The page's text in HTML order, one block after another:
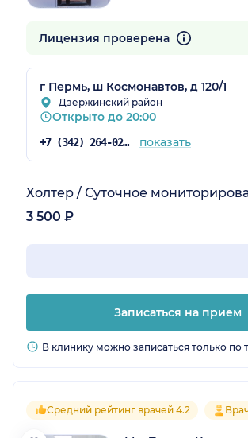
Лицензия проверена
г Пермь, ш Космонавтов, д 120/1
Дзержинский район
Открыто до 20:00
+7 (342) 264-02-09 показать
Холтер / Суточное
3 500 ₽
Записаться на прием
В клинику можно записаться только по
Средний рейтинг врачей 4.2